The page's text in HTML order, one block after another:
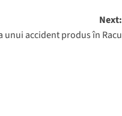
Next:
accident produs în Racu